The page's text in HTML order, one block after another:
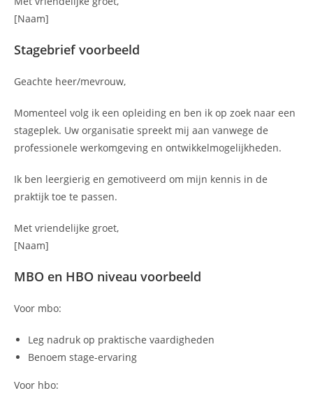
[Naam]
Stagebrief voorbeeld
Geachte heer/mevrouw,
Momenteel volg ik een opleiding en ben ik op zoek naar een
stageplek. Uw organisatie spreekt mij aan vanwege de
professionele werkomgeving en ontwikkelmogelijkheden.
Ik ben leergierig en gemotiveerd om mijn kennis in de
praktijk toe te passen.
Met vriendelijke groet,
[Naam]
MBO en HBO niveau voorbeeld
Voor mbo:
Leg nadruk op praktische vaardigheden
Benoem stage-ervaring
Voor hbo: